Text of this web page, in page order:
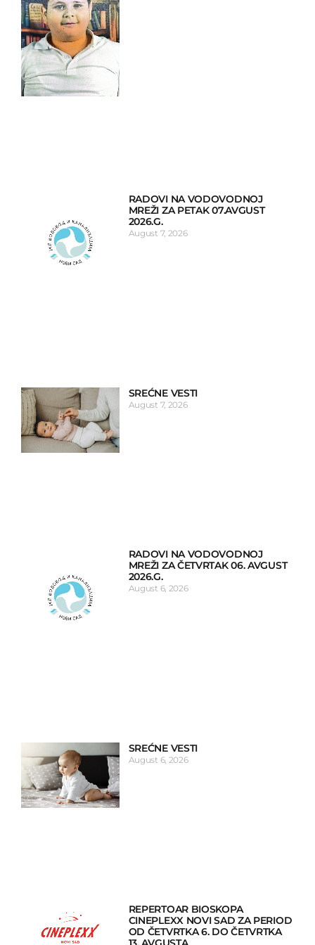
RADOVI NA VODOVODNOJ
MREŽI ZA PETAK 07.AVGUST
2026.G.
August 7, 2026
SREĆNE VESTI
August 7, 2026
RADOVI NA VODOVODNOJ
MREŽI ZA ČETVRTAK 06. AVGUST
2026.G.
August 6, 2026
SREĆNE VESTI
August 6, 2026
REPERTOAR BIOSKOPA
CINEPLEXX NOVI SAD ZA PERIOD
OD ČETVRTKA 6. DO ČETVRTKA